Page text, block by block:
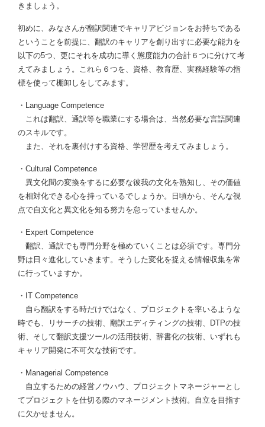
きましょう。
初めに、みなさんが翻訳関連でキャリアビジョンをお持ちである
ということを前提に、翻訳のキャリアを創り出すに必要な能力を
以下の5つ、更にそれを成功に導く態度能力の合計６つに分けて考
えてみましょう。これら６つを、資格、教育歴、実務経験等の指
標を使って棚卸しをしてみます。
・Language Competence
これは翻訳、通訳等を職業にする場合は、当然必要な言語関連
のスキルです。
また、それを裏付けする資格、学習歴を考えてみましょう。
・Cultural Competence
異文化間の変換をするに必要な彼我の文化を熟知し、その価値
を相対化できる心を持っているでしょうか。日頃から、そんな視
点で自文化と異文化を知る努力を怠っていませんか。
・Expert Competence
翻訳、通訳でも専門分野を極めていくことは必須です。専門分
野は日々進化していきます。そうした変化を捉える情報収集を常
に行っていますか。
・IT Competence
自ら翻訳をする時だけではなく、プロジェクトを率いるような
時でも、リサーチの技術、翻訳エディティングの技術、DTPの技
術、そして翻訳支援ツールの活用技術、辞書化の技術、いずれも
キャリア開発に不可欠な技術です。
・Managerial Competence
自立するための経営ノウハウ、プロジェクトマネージャーとし
てプロジェクトを仕切る際のマネージメント技術。自立を目指す
に欠かせません。